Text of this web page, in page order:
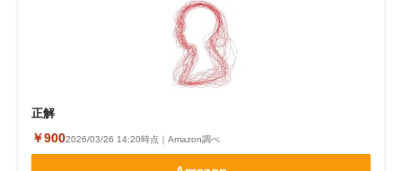
正解
￥9002026/03/26 14:20時点｜Amazon調べ